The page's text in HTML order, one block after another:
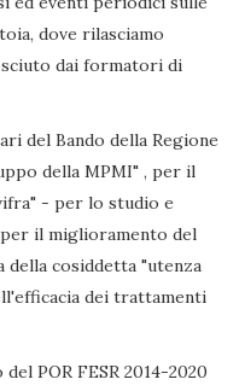
dove rilasciamo
dai formatori di
del Bando della Regione
della MPMI" , per il
- per lo studio e
il miglioramento del
della cosiddetta "utenza
dei trattamenti
POR FESR 2014-2020